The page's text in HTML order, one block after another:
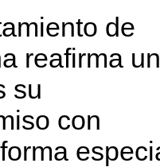
de
reafirma un
su
con